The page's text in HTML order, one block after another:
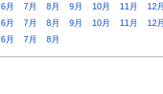
6月 7月 8月 9月 10月 11月
12月
6月 7月 8月 9月 10月 11月
12月
6月 7月 8月